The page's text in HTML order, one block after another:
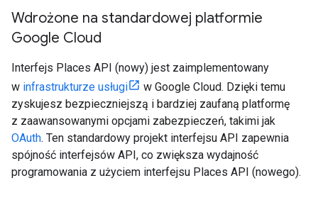
Wdrożone na standardowej platformie
Google Cloud
Interfejs Places API (nowy) jest zaimplementowany
w infrastrukturze usługi
w Google Cloud. Dzięki temu
zyskujesz bezpieczniejszą i bardziej zaufaną platformę
z zaawansowanymi opcjami zabezpieczeń, takimi jak
OAuth. Ten standardowy projekt interfejsu API zapewnia
spójność interfejsów API, co zwiększa wydajność
programowania z użyciem interfejsu Places API (nowego).